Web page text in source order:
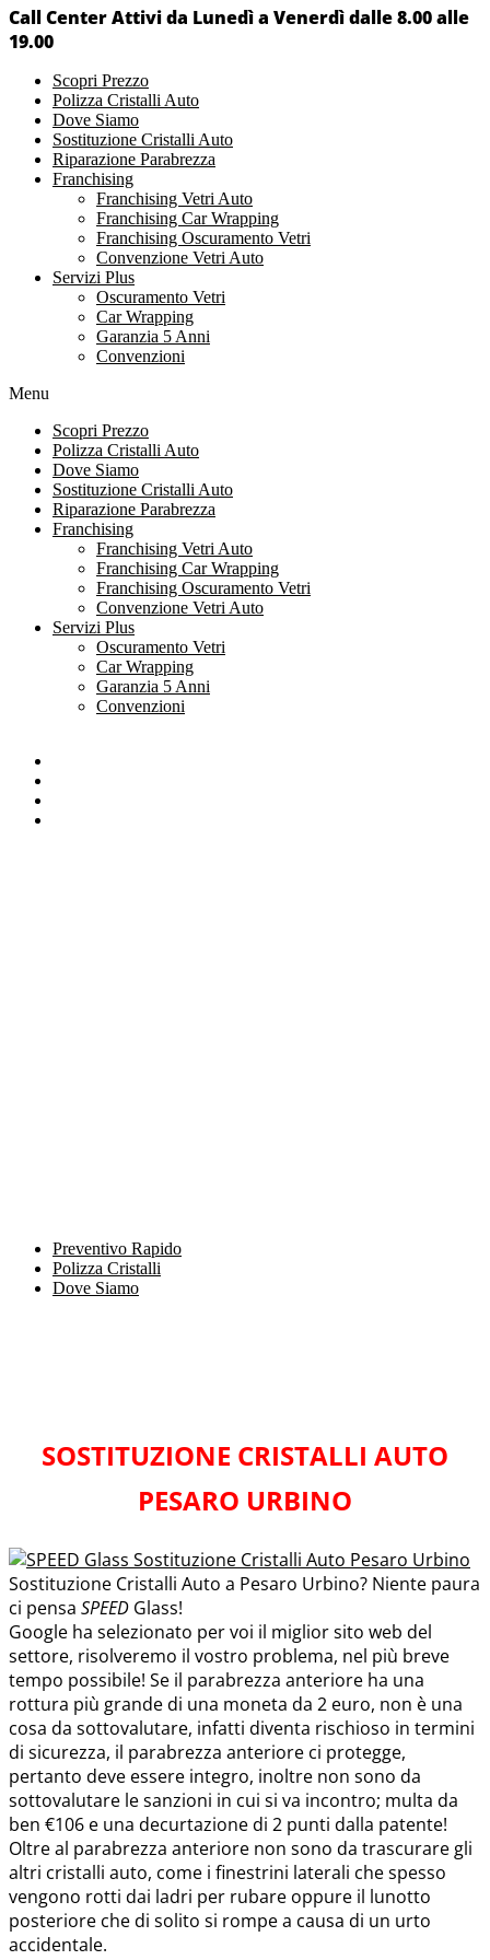
Call Center Attivi da Lunedì a Venerdì dalle 8.00 alle
19.00
Scopri Prezzo
Polizza Cristalli Auto
Dove Siamo
Sostituzione Cristalli Auto
Riparazione Parabrezza
Franchising
Franchising Vetri Auto
Franchising Car Wrapping
Franchising Oscuramento Vetri
Convenzione Vetri Auto
Servizi Plus
Oscuramento Vetri
Car Wrapping
Garanzia 5 Anni
Convenzioni
Menu
Scopri Prezzo
Polizza Cristalli Auto
Dove Siamo
Sostituzione Cristalli Auto
Riparazione Parabrezza
Franchising
Franchising Vetri Auto
Franchising Car Wrapping
Franchising Oscuramento Vetri
Convenzione Vetri Auto
Servizi Plus
Oscuramento Vetri
Car Wrapping
Garanzia 5 Anni
Convenzioni
Preventivo Rapido
Polizza Cristalli
Dove Siamo
SOSTITUZIONE CRISTALLI AUTO
PESARO URBINO
Sostituzione Cristalli Auto a Pesaro Urbino? Niente paura
ci pensa SPEED Glass!
Google ha selezionato per voi il miglior sito web del
settore, risolveremo il vostro problema, nel più breve
tempo possibile! Se il parabrezza anteriore ha una
rottura più grande di una moneta da 2 euro, non è una
cosa da sottovalutare, infatti diventa rischioso in termini
di sicurezza, il parabrezza anteriore ci protegge,
pertanto deve essere integro, inoltre non sono da
sottovalutare le sanzioni in cui si va incontro; multa da
ben €106 e una decurtazione di 2 punti dalla patente!
Oltre al parabrezza anteriore non sono da trascurare gli
altri cristalli auto, come i finestrini laterali che spesso
vengono rotti dai ladri per rubare oppure il lunotto
posteriore che di solito si rompe a causa di un urto
accidentale.